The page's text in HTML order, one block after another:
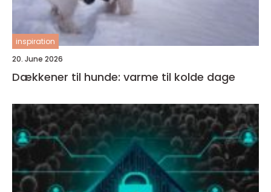
inspiration
20. June 2026
Dækkener til hunde: varme til kolde dage